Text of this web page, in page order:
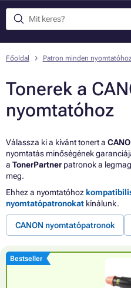
Főoldal Patron minden
Tonerek a
nyomtatóhoz
Válassza ki a kívánt tonert a
nyomtatás minőségének
a TonerPartner patronok a
meg.
Ehhez a nyomtatóhoz
nyomtatópatronokat kínálunk.
CANON nyomtatópatronok
Bestseller